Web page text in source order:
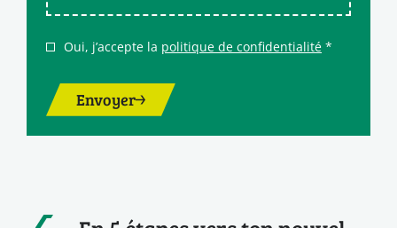
Oui, j’accepte la politique de confidentialité *
Envoyer